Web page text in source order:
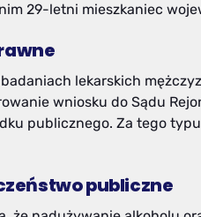
29-letni mieszkaniec
lekarskich
wniosku do Sądu
publicznego. Za tego
publiczne